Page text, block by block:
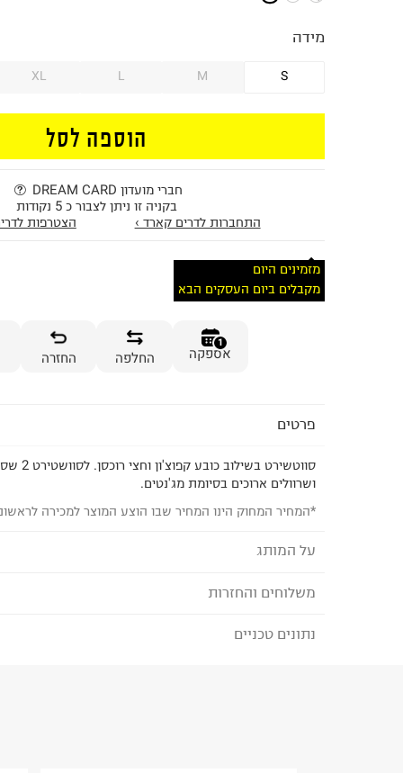
מידה
S
M
L
XL
הוספה לסל
חברי מועדון DREAM CARD
בקניה זו ניתן לצבור כ 5 נקודות
התחברות לדרים קארד ›
הצטרפות
מזמינים היום
מקבלים ביום העסקים הבא
1
אספקה החלפה החזרה
פרטים
סווטשירט
ושרוולים ארוכים בסיומת מג'נטים.
*המחיר המחוק הינו המחיר שבו הוצע המוצר למכירה
על המותג
TERMINAL X - טרמינל איקס
משלוחים והחזרות
לבחירת בשיטת המשלוח המתאימה לכם,
נתונים טכניים